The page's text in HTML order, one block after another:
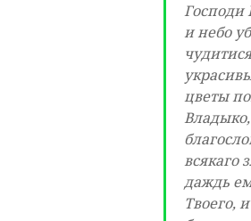
Господи
и небо
цветы
всякаго
даждь
Твоего,